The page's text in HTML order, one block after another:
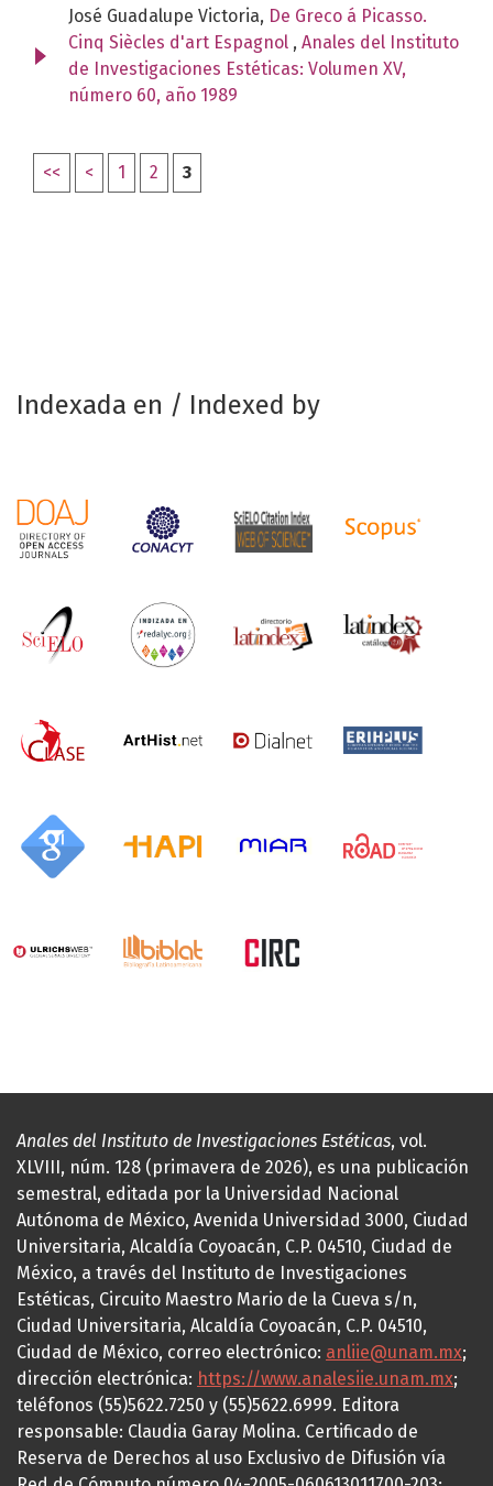
José Guadalupe Victoria, De Greco á Picasso.
Cinq Siècles d'art Espagnol , Anales del Instituto
de Investigaciones Estéticas: Volumen XV,
número 60, año 1989
<< < 1 2 3
Indexada en / Indexed by
Anales del Instituto de Investigaciones Estéticas, vol.
XLVIII, núm. 128 (primavera de 2026), es una publicación
semestral, editada por la Universidad Nacional
Autónoma de México, Avenida Universidad 3000, Ciudad
Universitaria, Alcaldía Coyoacán, C.P. 04510, Ciudad de
México, a través del Instituto de Investigaciones
Estéticas, Circuito Maestro Mario de la Cueva s/n,
Ciudad Universitaria, Alcaldía Coyoacán, C.P. 04510,
Ciudad de México, correo electrónico: anliie@unam.mx;
dirección electrónica: https://www.analesiie.unam.mx;
teléfonos (55)5622.7250 y (55)5622.6999. Editora
responsable: Claudia Garay Molina. Certificado de
Reserva de Derechos al uso Exclusivo de Difusión vía